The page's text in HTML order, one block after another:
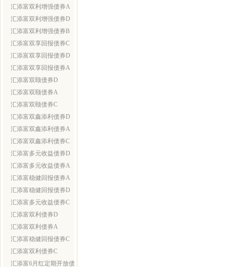
汇添富双利增强债券A
汇添富双利增强债券D
汇添富双利增强债券B
汇添富双享回报债券C
汇添富双享回报债券D
汇添富双享回报债券A
汇添富双颐债券D
汇添富双颐债券A
汇添富双颐债券C
汇添富双鑫添利债券D
汇添富双鑫添利债券A
汇添富双鑫添利债券C
汇添富多元收益债券D
汇添富多元收益债券A
汇添富稳健回报债券A
汇添富稳健回报债券D
汇添富多元收益债券C
汇添富双利债券D
汇添富双利债券A
汇添富稳健回报债券C
汇添富双利债券C
汇添富6月红定期开放债